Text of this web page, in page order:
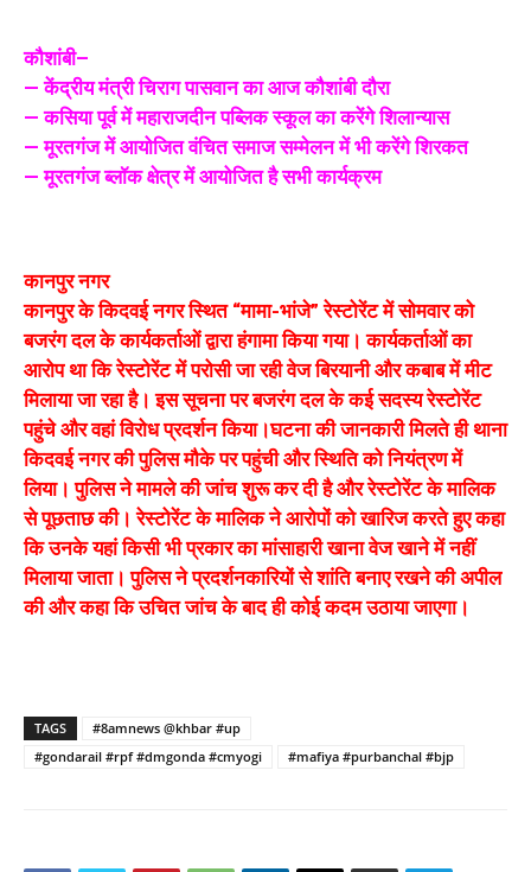
कौशांबी–
— केंद्रीय मंत्री चिराग पासवान का आज कौशांबी दौरा
— कसिया पूर्व में महाराजदीन पब्लिक स्कूल का करेंगे शिलान्यास
— मूरतगंज में आयोजित वंचित समाज सम्मेलन में भी करेंगे शिरकत
— मूरतगंज ब्लॉक क्षेत्र में आयोजित है सभी कार्यक्रम
कानपुर नगर
कानपुर के किदवई नगर स्थित “मामा-भांजे” रेस्टोरेंट में सोमवार को
बजरंग दल के कार्यकर्ताओं द्वारा हंगामा किया गया। कार्यकर्ताओं का
आरोप था कि रेस्टोरेंट में परोसी जा रही वेज बिरयानी और कबाब में मीट
मिलाया जा रहा है। इस सूचना पर बजरंग दल के कई सदस्य रेस्टोरेंट
पहुंचे और वहां विरोध प्रदर्शन किया।घटना की जानकारी मिलते ही थाना
किदवई नगर की पुलिस मौके पर पहुंची और स्थिति को नियंत्रण में
लिया। पुलिस ने मामले की जांच शुरू कर दी है और रेस्टोरेंट के मालिक
से पूछताछ की। रेस्टोरेंट के मालिक ने आरोपों को खारिज करते हुए कहा
कि उनके यहां किसी भी प्रकार का मांसाहारी खाना वेज खाने में नहीं
मिलाया जाता। पुलिस ने प्रदर्शनकारियों से शांति बनाए रखने की अपील
की और कहा कि उचित जांच के बाद ही कोई कदम उठाया जाएगा।
TAGS
#8amnews @khbar #up
#gondarail #rpf #dmgonda #cmyogi
#mafiya #purbanchal #bjp